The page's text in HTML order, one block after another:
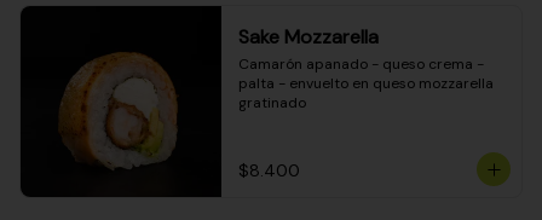
Sake Mozzarella
Camarón apanado - queso crema -
palta - envuelto en queso mozzarella
gratinado
$8.400